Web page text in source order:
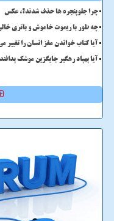
چرا جلوپنجره ها حذف شدند؟، عکس
چه طور با ریموت خاموش و باتری
آیا کتاب خواندن مغز انسان را تغییر
آیا پهپاد رهگیر جایگزین موشک